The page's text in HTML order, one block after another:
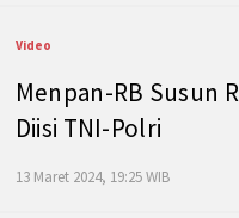
Video
Menpan-RB Susun
Diisi TNI-Polri
13 Maret 2024, 19:25 WIB